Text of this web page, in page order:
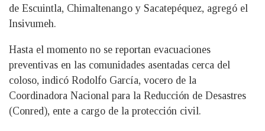
de Escuintla, Chimaltenango y Sacatepéquez, agregó el
Insivumeh.
Hasta el momento no se reportan evacuaciones
preventivas en las comunidades asentadas cerca del
coloso, indicó Rodolfo García, vocero de la
Coordinadora Nacional para la Reducción de Desastres
(Conred), ente a cargo de la protección civil.